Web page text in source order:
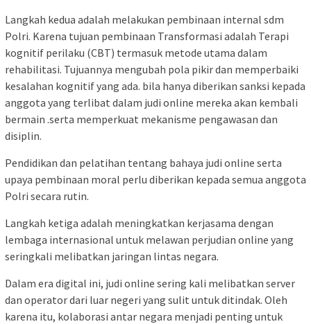
Langkah kedua adalah melakukan pembinaan internal sdm
Polri. Karena tujuan pembinaan Transformasi adalah Terapi
kognitif perilaku (CBT) termasuk metode utama dalam
rehabilitasi. Tujuannya mengubah pola pikir dan memperbaiki
kesalahan kognitif yang ada. bila hanya diberikan sanksi kepada
anggota yang terlibat dalam judi online mereka akan kembali
bermain .serta memperkuat mekanisme pengawasan dan
disiplin.
Pendidikan dan pelatihan tentang bahaya judi online serta
upaya pembinaan moral perlu diberikan kepada semua anggota
Polri secara rutin.
Langkah ketiga adalah meningkatkan kerjasama dengan
lembaga internasional untuk melawan perjudian online yang
seringkali melibatkan jaringan lintas negara.
Dalam era digital ini, judi online sering kali melibatkan server
dan operator dari luar negeri yang sulit untuk ditindak. Oleh
karena itu, kolaborasi antar negara menjadi penting untuk